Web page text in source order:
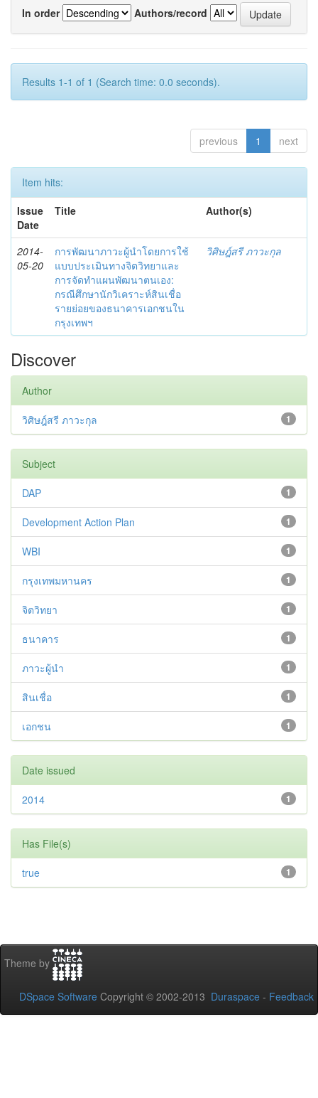
In order
Authors/record
Results 1-1 of 1 (Search time: 0.0 seconds).
previous 1 next
Item hits:
Issue
Date
Title Author(s)
2014-
05-20
การพัฒนาภาวะผู้นำโดยการใช้
แบบประเมินทางจิตวิทยาและ
การจัดทำแผนพัฒนาตนเอง:
กรณีศึกษานักวิเคราะห์สินเชื่อ
รายย่อยของธนาคารเอกชนใน
กรุงเทพฯ
วิศิษฎ์สรี ภาวะกุล
Discover
Author
1
วิศิษฎ์สรี ภาวะกุล
Subject
1
DAP
1
Development Action Plan
1
WBI
1
กรุงเทพมหานคร
1
จิตวิทยา
1
ธนาคาร
1
ภาวะผู้นำ
1
สินเชื่อ
1
เอกชน
Date issued
1
2014
Has File(s)
1
true
Theme by
DSpace Software Copyright © 2002-2013 Duraspace - Feedback